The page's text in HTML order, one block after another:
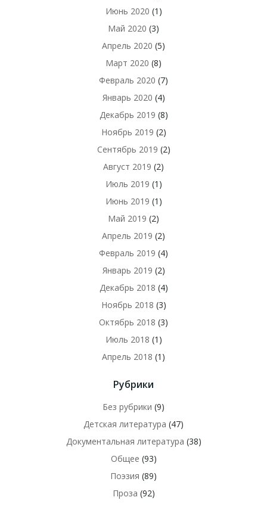
Июнь 2020 (1)
Май 2020 (3)
Апрель 2020 (5)
Март 2020 (8)
Февраль 2020 (7)
Январь 2020 (4)
Декабрь 2019 (8)
Ноябрь 2019 (2)
Сентябрь 2019 (2)
Август 2019 (2)
Июль 2019 (1)
Июнь 2019 (1)
Май 2019 (2)
Апрель 2019 (2)
Февраль 2019 (4)
Январь 2019 (2)
Декабрь 2018 (4)
Ноябрь 2018 (3)
Октябрь 2018 (3)
Июль 2018 (1)
Апрель 2018 (1)
Рубрики
Без рубрики (9)
Детская литература (47)
Документальная литература (38)
Общее (93)
Поэзия (89)
Проза (92)